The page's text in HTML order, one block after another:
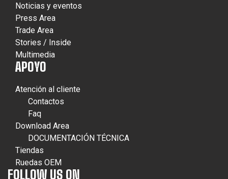
Noticias y eventos
Press Area
Trade Area
Stories / Inside
Multimedia
APOYO
Atención al cliente
Contactos
Faq
Download Area
DOCUMENTACIÓN TÉCNICA
Tiendas
Ruedas OEM
FOLLOW US ON